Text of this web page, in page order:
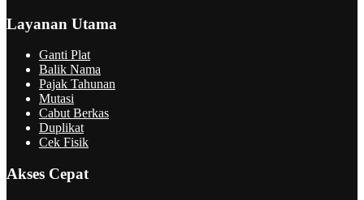
Layanan Utama
Ganti Plat
Balik Nama
Pajak Tahunan
Mutasi
Cabut Berkas
Duplikat
Cek Fisik
Akses Cepat